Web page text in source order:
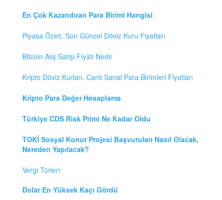
En Çok Kazandıran Para Birimi Hangisi
Piyasa Özeti, Son Güncel Döviz Kuru Fiyatları
Bitcoin Alış Satışı Fiyatı Nedir
Kripto Döviz Kurları, Canlı Sanal Para Birimleri Fiyatları
Kripto Para Değer Hesaplama
Türkiye CDS Risk Primi Ne Kadar Oldu
TOKİ Sosyal Konut Projesi Başvuruları Nasıl Olacak,
Nereden Yapılacak?
Vergi Türleri
Dolar En Yüksek Kaçı Gördü